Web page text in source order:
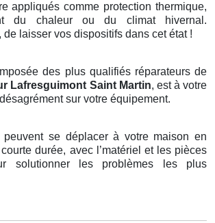
appliqués comme protection thermique,
du chaleur ou du climat hivernal.
de laisser vos dispositifs dans cet état !
des plus qualifiés réparateurs de
Lafresguimont Saint Martin, est à votre
sur votre équipement.
peuvent se déplacer à votre maison en
durée, avec l’matériel et les pièces
solutionner les problèmes les plus